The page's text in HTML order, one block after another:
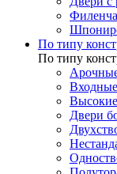
По типу
По типу
Входные
Двери